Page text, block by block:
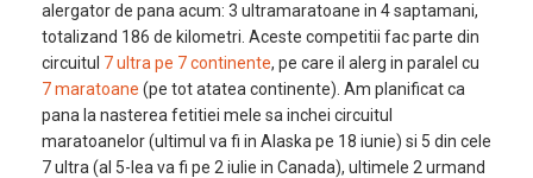
alergator de pana acum: 3 ultramaratoane in 4 saptamani,
totalizand 186 de kilometri. Aceste competitii fac parte din
circuitul 7 ultra pe 7 continente, pe care il alerg in paralel cu
7 maratoane (pe tot atatea continente). Am planificat ca
pana la nasterea fetitiei mele sa inchei circuitul
maratoanelor (ultimul va fi in Alaska pe 18 iunie) si 5 din cele
7 ultra (al 5-lea va fi pe 2 iulie in Canada), ultimele 2 urmand